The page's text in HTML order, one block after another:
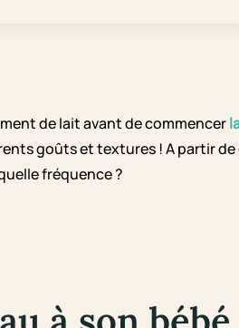
de lait avant de commencer
goûts et textures ! A partir
fréquence ?